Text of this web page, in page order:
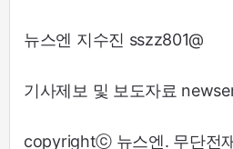
뉴스엔 지수진 sszz801@
기사제보 및 보도자료
copyrightⓒ 뉴스엔. 무단전